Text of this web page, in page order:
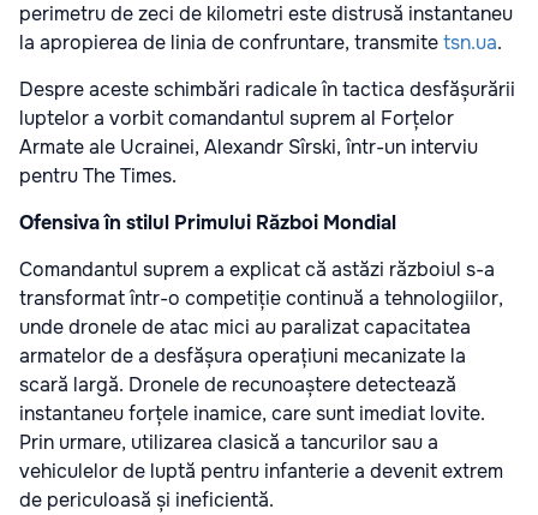
perimetru de zeci de kilometri este distrusă instantaneu
la apropierea de linia de confruntare, transmitetsn.ua.
Despre aceste schimbări radicale în tactica desfășurării
luptelor a vorbit comandantul suprem al Forțelor
Armate ale Ucrainei, Alexandr Sîrski, într-un interviu
pentru The Times.
Ofensiva în stilul Primului Război Mondial
Comandantul suprem a explicat că astăzi războiul s-a
transformat într-o competiție continuă a tehnologiilor,
unde dronele de atac mici au paralizat capacitatea
armatelor de a desfășura operațiuni mecanizate la
scară largă. Dronele de recunoaștere detectează
instantaneu forțele inamice, care sunt imediat lovite.
Prin urmare, utilizarea clasică a tancurilor sau a
vehiculelor de luptă pentru infanterie a devenit extrem
de periculoasă și ineficientă.